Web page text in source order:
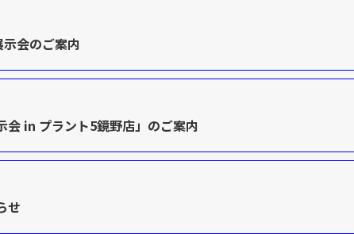
会のご案内
in プラント5鏡野店」のご案内
せ